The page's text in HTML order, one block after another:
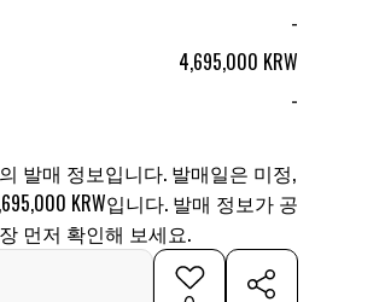
-
4,695,000 KRW
-
발매 정보입니다. 발매일은 미정,
KRW입니다. 발매 정보가 공
먼저 확인해 보세요.